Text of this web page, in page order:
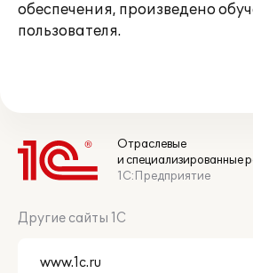
обеспечения, произведено
пользователя.
Отраслевые
и специализированные
1С:Предприятие
Другие сайты 1С